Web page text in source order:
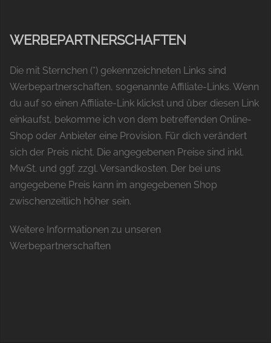
WERBEPARTNERSCHAFTEN
Die mit Sternchen (*) gekennzeichneten Links sind
Werbepartnerschaften, sogenannte Affiliate-Links. Wenn
du auf so einen Affiliate-Link klickst und über diesen Link
einkaufst, bekomme ich von dem betreffenden Online-
Shop oder Anbieter eine Provision. Für dich verändert
sich der Preis nicht. Die angegebenen Preise sind inkl.
MwSt. und ggf. zzgl. Versandkosten. Der bei uns
angegebene Preis kann im angegebenen Shop
zwischenzeitlich höher sein.
Weitere Informationen zu unseren
Werbepartnerschaften